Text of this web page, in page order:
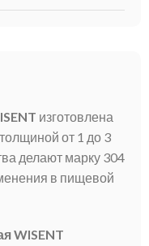
изготовлена
от 1 до 3
делают марку 304
в пищевой
WISENT